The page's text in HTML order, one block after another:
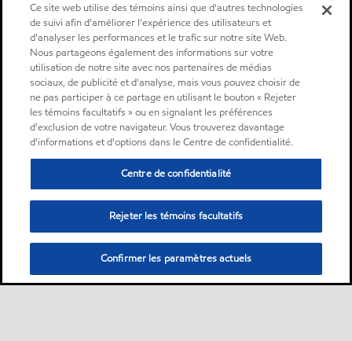
Ce site web utilise des témoins ainsi que d'autres technologies
de suivi afin d'améliorer l'expérience des utilisateurs et
d'analyser les performances et le trafic sur notre site Web.
Nous partageons également des informations sur votre
utilisation de notre site avec nos partenaires de médias
sociaux, de publicité et d'analyse, mais vous pouvez choisir de
ne pas participer à ce partage en utilisant le bouton « Rejeter
les témoins facultatifs » ou en signalant les préférences
d'exclusion de votre navigateur. Vous trouverez davantage
d'informations et d'options dans le Centre de confidentialité.
Centre de confidentialité
Rejeter les témoins facultatifs
Confirmer les paramètres actuels